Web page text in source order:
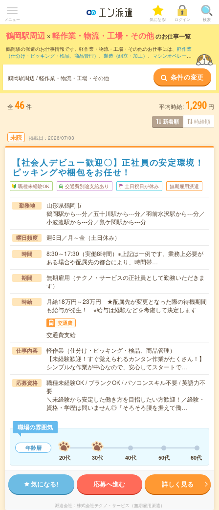
メニュー 気になる! ログイン 検索
鶴岡駅周辺 ×軽作業・物流・工場・その他のお仕事一覧
鶴岡駅の派遣のお仕事情報です。軽作業・物流・工場・その他のお仕事には、 軽作業
（仕分け・ピッキング・検品、商品管理） 、 製造（組立・加工） 、 マシンオペレータ
鶴岡駅周辺 / 軽作業・物流・工場・その他 条件の変更
全 46件 平均時給: 1,290 円
新着順 時給順
未読 掲載日 2026/07/03
【社会人デビュー歓迎〇】正社員の安定環境！
ピッキングや梱包をお任せ！
職種未経験OK 交通費別途支給あり 土日祝日が休み 無期雇用派遣
勤務地
山形県鶴岡市
鶴岡駅から---分／五十川駅から---分／羽前水沢駅から---分／
小波渡駅から---分／鼠ケ関駅から---分
曜日頻度 週5日／月～金（土日休み）
時間
8:30～17:30（実働8時間）※上記は一例です。業務上必要が
ある場合や配属先の都合により、時間帯…
期間
無期雇用（テクノ・サービスの正社員として勤務いただきま
す）
時給
月給18万円～23万円 ★配属先が変更となった際の待機期間
も給与が発生！ ※給与は経験などを考慮して決定します
交通費
交通費支給
仕事内容
軽作業（仕分け・ピッキング・検品、商品管理）
【未経験歓迎！すぐ覚えられるカンタン作業がたくさん！】
シンプルな作業が中心なので、安心してスタートで…
応募資格
職種未経験OK / ブランクOK / パソコンスキル不要 / 英語力不
要
＼未経験から安定した働き方を目指したい方歓迎！／経験・
資格・学歴は問いません◎「そろそろ腰を据えて働…
職場の雰囲気
年齢層
20代
30代 40代 50代 60代
気になる! 応募へ進む 詳しく見る
派遣会社 株式会社テクノ・サービス（無期雇用派遣）